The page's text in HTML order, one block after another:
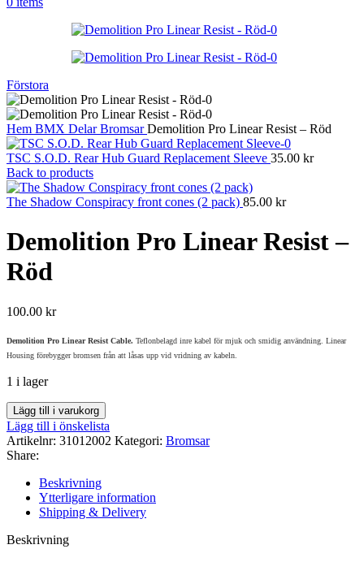
Förstora
Hem BMX DelarBromsarDemolition Pro Linear Resist – Röd
TSC S.O.D. Rear Hub Guard Replacement Sleeve 35.00 kr
Back to products
The Shadow Conspiracy front cones (2 pack) 85.00 kr
Demolition Pro Linear Resist –
Röd
100.00 kr
Demolition Pro Linear Resist Cable. Teflonbelagd inre kabel för mjuk och smidig användning. Linear
Housing förebygger bromsen från att låsas upp vid vridning av kabeln.
1 i lager
Demolition
Pro
Linear
Resist
Röd
mängd
Lägg till i varukorg
Lägg till i önskelista
Artikelnr: 31012002 Kategori: Bromsar
Share:
Beskrivning
Ytterligare information
Shipping & Delivery
Beskrivning